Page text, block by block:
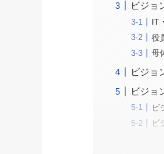
ビジョ
IT
役
母
ビジョ
ビジョ
ビ
ビ